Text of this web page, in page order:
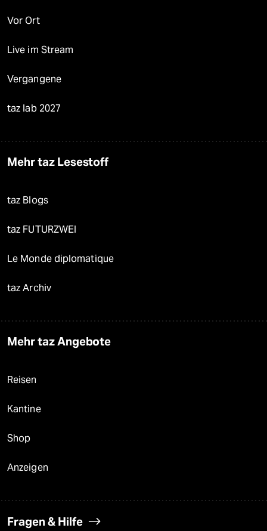
Vor Ort
Live im Stream
Vergangene
taz lab 2027
Mehr taz Lesestoff
taz Blogs
taz FUTURZWEI
Le Monde diplomatique
taz Archiv
Mehr taz Angebote
Reisen
Kantine
Shop
Anzeigen
Fragen & Hilfe